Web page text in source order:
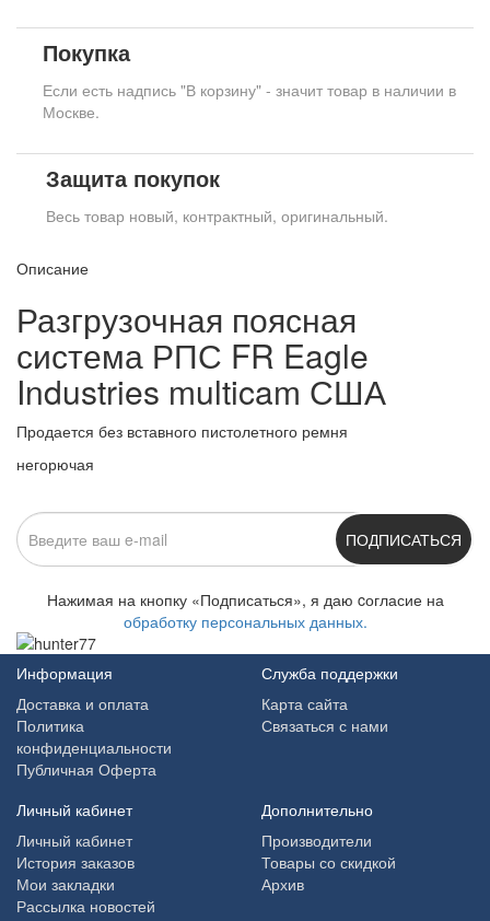
Покупка
Если есть надпись "В корзину" - значит товар в наличии в
Москве.
Защита покупок
Весь товар новый, контрактный, оригинальный.
Описание
Разгрузочная поясная
система РПС FR Eagle
Industries multicam США
Продается без вставного пистолетного ремня
негорючая
ПОДПИСАТЬСЯ
Нажимая на кнопку «Подписаться», я даю cогласие на
обработку персональных данных.
Информация
Доставка и оплата
Политика
конфиденциальности
Публичная Оферта
Служба поддержки
Карта сайта
Связаться с нами
Личный кабинет
Личный кабинет
История заказов
Мои закладки
Рассылка новостей
Дополнительно
Производители
Товары со скидкой
Архив